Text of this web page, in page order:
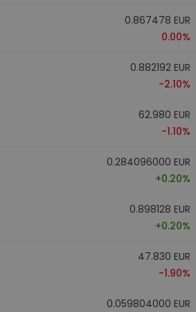
0.867478 EUR
0.00%
0.882192 EUR
-2.10%
62.980 EUR
-1.10%
0.284096000 EUR
+0.20%
0.898128 EUR
+0.20%
47.830 EUR
-1.90%
0.059804000 EUR